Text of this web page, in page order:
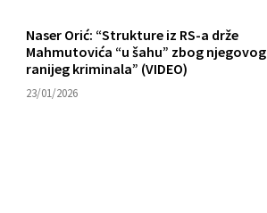
Naser Orić: “Strukture iz RS-a drže
Mahmutovića “u šahu” zbog njegovog
ranijeg kriminala” (VIDEO)
23/01/2026